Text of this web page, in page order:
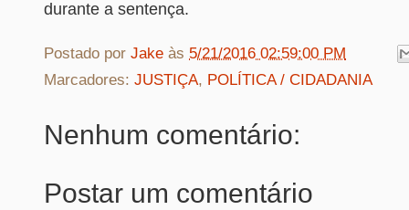
durante a sentença.
Postado por Jake às 5/21/2016 02:59:00 PM
Marcadores: JUSTIÇA, POLÍTICA / CIDADANIA
Nenhum comentário:
Postar um comentário